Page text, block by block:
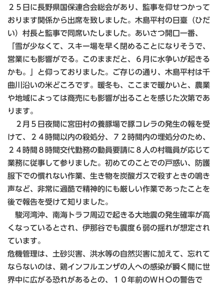
２５日に長野県国保連合会総会があり、監事を仰せつかって
おります関係から出席を致しました。木島平村の日臺（ひだ
い）村長と監事で同席いたしました。あいさつ開口一番、
「雪が少なくて、スキー場を早く閉めることになりそうで、
営業にも影響がでる。このままだと、６月に水争いが起きる
かも。」と仰っておりました。ご存じの通り、木島平村は千
曲川沿いの米どころです。暖冬も、ここまで暖かいと、農業
や地域によっては商売にも影響が出ることを感じた次第であ
ります。
２月５日夜間に宮田村の養豚場で豚コレラの発生の報を受
けて、２４時間以内の殺処分、７２時間内の埋処分のため、
２４時間８時間交代勤務の動員要請に８人の村職員が応じて
業務に従事して参りました。初めてのことでの戸惑い、防護
服下での慣れない作業、生き物を炭酸ガスで殺すときの鳴き
声など、非常に過酷で精神的にも厳しい作業であったことを
後で報告を受けて知りました。
駿河湾沖、南海トラフ周辺で起きる大地震の発生確率が高
くなっているとされ、伊那谷でも震度６弱の揺れが想定され
ています。
危機管理は、土砂災害、洪水等の自然災害に加えて、忘れて
ならないのは、鶏インフルエンザの人への感染が瞬く間に世
界中に広がる恐れがあるとの、１０年前のＷＨＯの警告で